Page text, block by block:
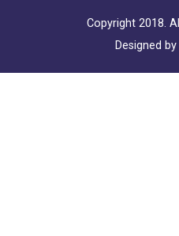
Copyright 2018.
Designed by